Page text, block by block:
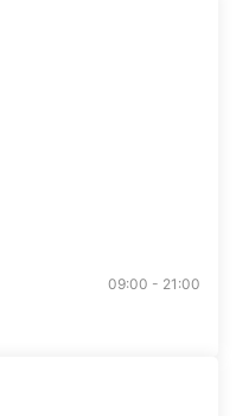
09:00 - 21:00